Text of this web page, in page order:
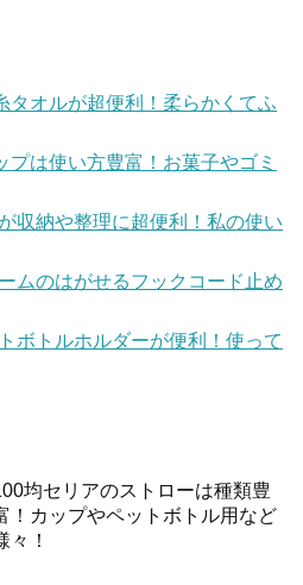
タオルが超便利！柔らかくてふ
プは使い方豊富！お菓子やゴミ
収納や整理に超便利！私の使い
ムのはがせるフックコード止め
ボトルホルダーが便利！使って
均セリアのストローは種類豊
！カップやペットボトル用など
々！